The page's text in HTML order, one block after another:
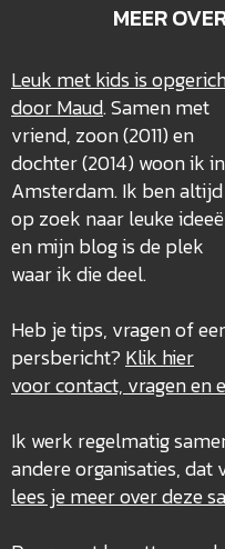
MEER
Leuk met kids is
door Maud. Samen met
vriend, zoon (2011) en
dochter (2014) woon ik in
Amsterdam. Ik ben altijd
op zoek naar leuke
en mijn blog is de plek
waar ik die deel.
Heb je tips, vragen of
persbericht? Klik hier
voor contact, vragen en
Ik werk regelmatig
andere organisaties,
lees je meer over deze